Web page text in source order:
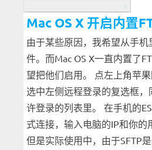
Mac OS X 开启内置
由于某些原因，我希望从手
件。而Mac OS X一直内置了
望把他们启用。 点左上角苹
选中左侧远程登录的复选框
许登录的列表里。 在手机的
式连接，输入电脑的IP和你的
但是实际使用中，由于SFTP